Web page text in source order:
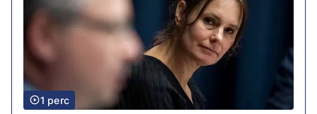
1 perc